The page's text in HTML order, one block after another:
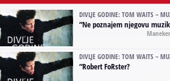
DIVLJE GODINE: TOM WAITS –
“Ne poznajem njegovu muziku, ali vise puta nego sto sam to zazeleo gledao sam njegove umjetnicke
DIVLJE GODINE: TOM WAITS –
“Robert FoRster?